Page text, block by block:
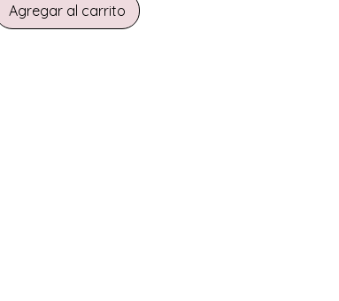
Agregar al carrito